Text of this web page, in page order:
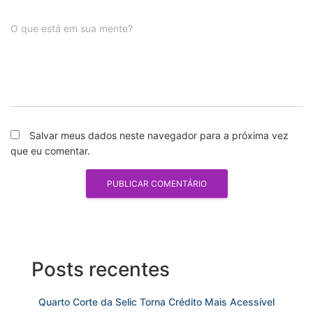
O que está em sua mente?
Salvar meus dados neste navegador para a próxima vez
que eu comentar.
Posts recentes
Quarto Corte da Selic Torna Crédito Mais Acessível